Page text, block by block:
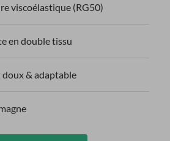
viscoélastique (RG50)
en double tissu
& adaptable